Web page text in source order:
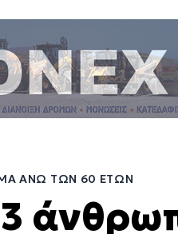
ΆΝΩ ΤΩΝ 60 ΕΤΏΝ